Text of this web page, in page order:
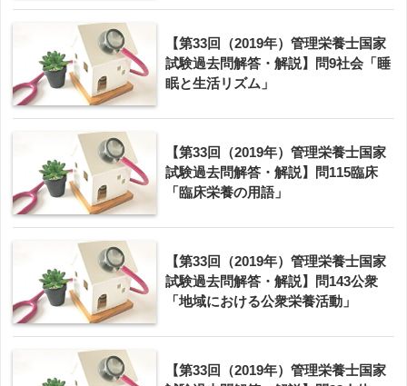
【第33回（2019年）管理栄養士国家
試験過去問解答・解説】問9社会「睡
眠と生活リズム」
【第33回（2019年）管理栄養士国家
試験過去問解答・解説】問115臨床
「臨床栄養の用語」
【第33回（2019年）管理栄養士国家
試験過去問解答・解説】問143公衆
「地域における公衆栄養活動」
【第33回（2019年）管理栄養士国家